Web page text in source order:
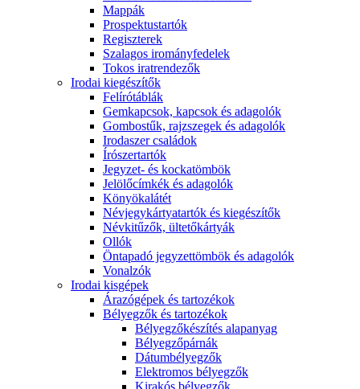
Mappák
Prospektustartók
Regiszterek
Szalagos irományfedelek
Tokos iratrendezők
Irodai kiegészítők
Felírótáblák
Gemkapcsok, kapcsok és adagolók
Gombostűk, rajzszegek és adagolók
Irodaszer családok
Írószertartók
Jegyzet- és kockatömbök
Jelölőcímkék és adagolók
Könyökalátét
Névjegykártyatartók és kiegészítők
Névkitűzők, ültetőkártyák
Ollók
Öntapadó jegyzettömbök és adagolók
Vonalzók
Irodai kisgépek
Árazógépek és tartozékok
Bélyegzők és tartozékok
Bélyegzőkészítés alapanyag
Bélyegzőpárnák
Dátumbélyegzők
Elektromos bélyegzők
Kirakós bélyegzők